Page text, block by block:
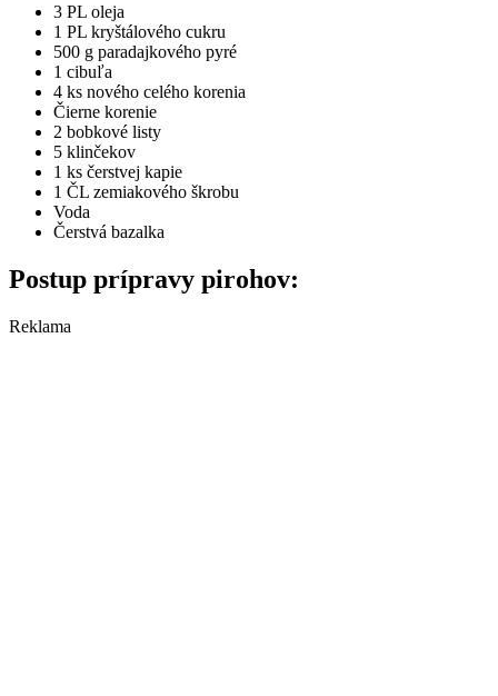
3 PL oleja
1 PL kryštálového cukru
500 g paradajkového pyré
1 cibuľa
4 ks nového celého korenia
Čierne korenie
2 bobkové listy
5 klinčekov
1 ks čerstvej kapie
1 ČL zemiakového škrobu
Voda
Čerstvá bazalka
Postup prípravy pirohov:
Reklama